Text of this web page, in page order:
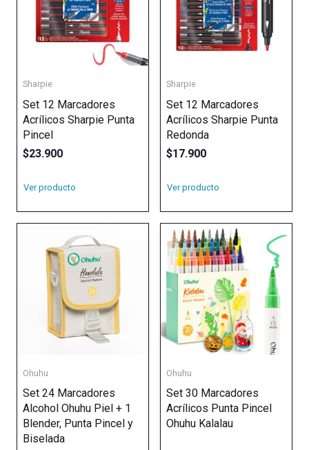
Sharpie
Set 12 Marcadores
Acrílicos Sharpie Punta
Pincel
$23.900
Ver producto
Sharpie
Set 12 Marcadores
Acrílicos Sharpie Punta
Redonda
$17.900
Ver producto
Ohuhu
Set 24 Marcadores
Alcohol Ohuhu Piel + 1
Blender, Punta Pincel y
Biselada
Ohuhu
Set 30 Marcadores
Acrílicos Punta Pincel
Ohuhu Kalalau